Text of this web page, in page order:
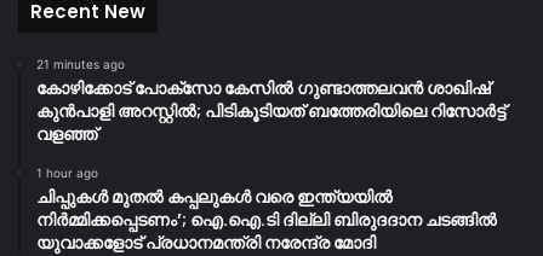
Recent New
21 minutes ago
കോഴിക്കോട് പോക്സോ കേസിൽ ഗുണ്ടാത്തലവൻ ശാഖിഷ്
കുൻപാളി അറസ്റ്റിൽ; പിടികൂടിയത് ബത്തേരിയിലെ റിസോർട്ട്
വളഞ്ഞ്
1 hour ago
ചിപ്പുകൾ മുതൽ കപ്പലുകൾ വരെ ഇന്ത്യയിൽ
നിർമ്മിക്കപ്പെടണം’; ഐ.ഐ.ടി ദില്ലി ബിരുദദാന ചടങ്ങിൽ
യുവാക്കളോട് പ്രധാനമന്ത്രി നരേന്ദ്ര മോദി